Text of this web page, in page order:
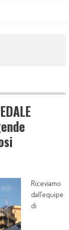
Riceviamo
dall’equipe
di